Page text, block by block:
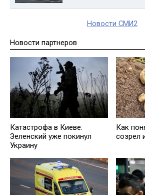
Новости СМИ2
Новости партнеров
Катастрофа в Киеве:
Зеленский уже покинул
Украину
Как
созрел